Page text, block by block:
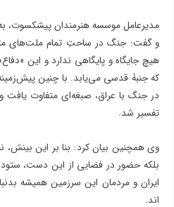
مدیرعامل موسسه هنرمندان پیشکسوت،
و گفت: جنگ در ساحتِ تمام ملت‌های
هیچ جایگاه و پایگاهی ندارد و این
که جنبۀ قدسی می‌یابد. با چنین
در جنگ با عراق، صبغه‌ای متفاوت یافت
تفسیر شد.
وی همچنین بیان کرد: بنا بر این بینش،
بلکه حضور در فضایی از این دست،
ایران و مردمان این سرزمین همیشه
اند.